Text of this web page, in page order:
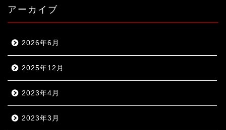
アーカイブ
2026年6月
2025年12月
2023年4月
2023年3月